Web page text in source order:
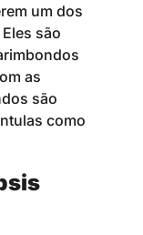
um dos
são
as
são
como